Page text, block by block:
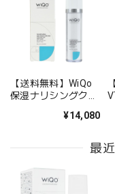
【送料無料】WiQo
保湿ナリシングクリ
¥14,080
最